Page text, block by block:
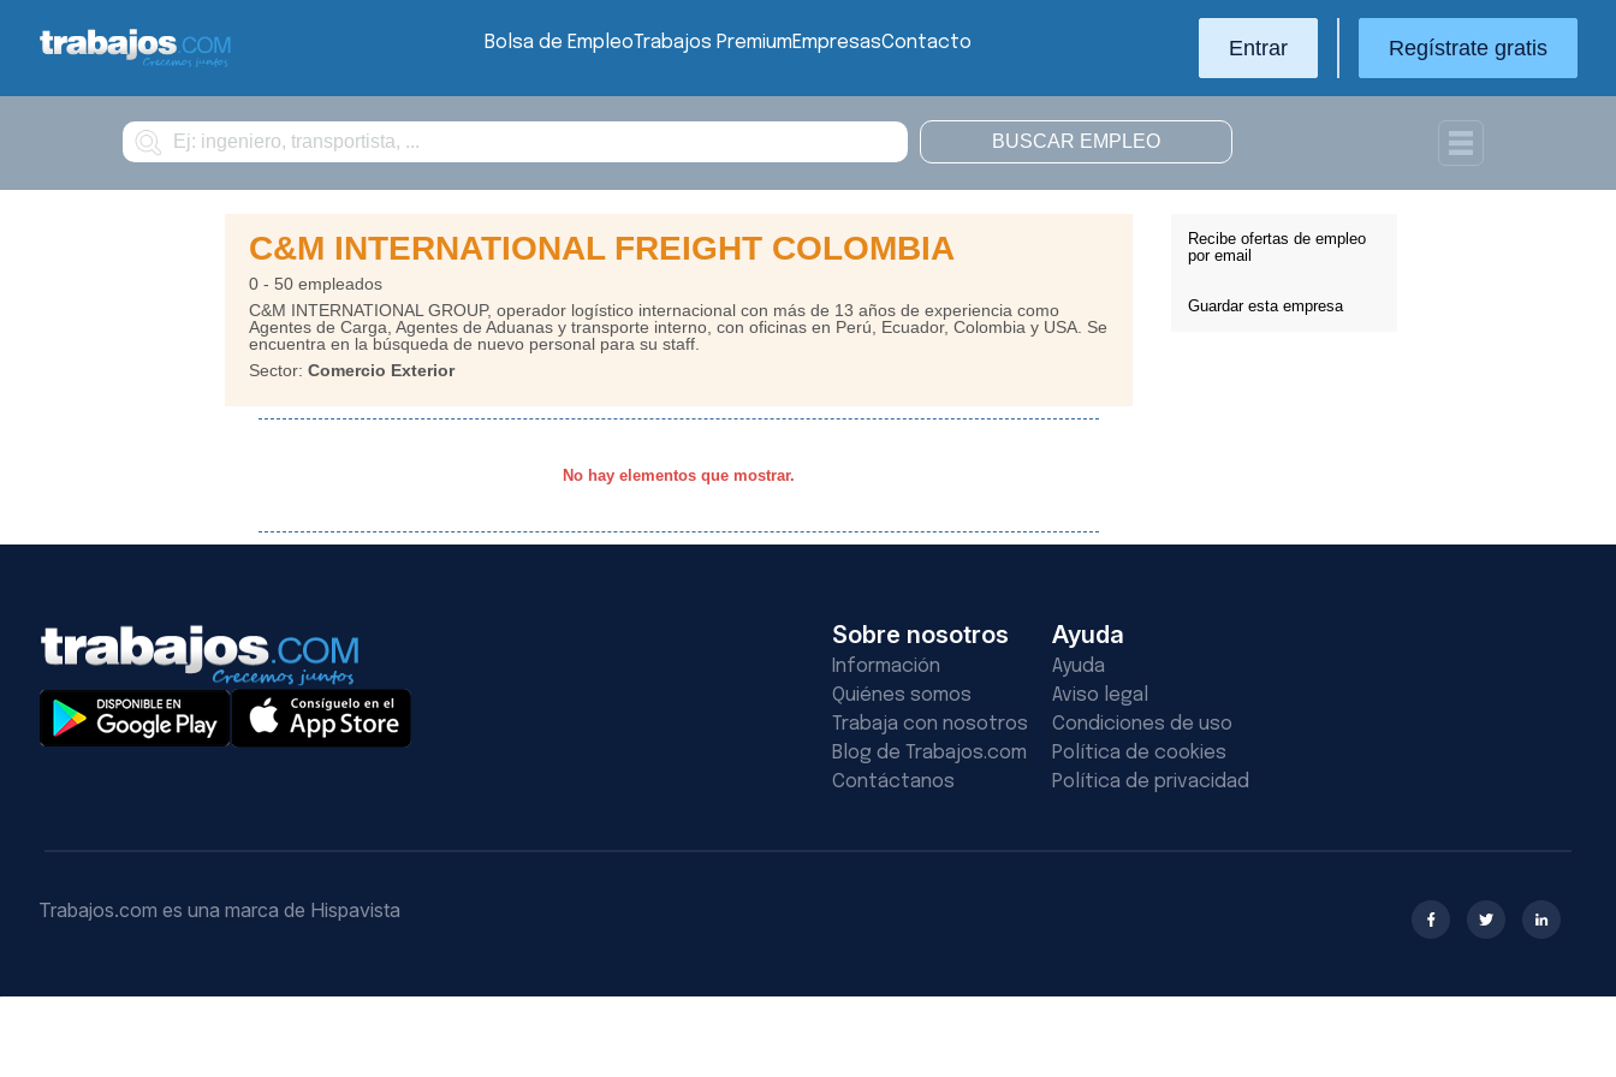
Bolsa de EmpleoTrabajos PremiumEmpresasContacto Entrar Regístrate gratis
Buscar
Recibe ofertas de empleo
por email
Guardar esta empresa
C&M INTERNATIONAL FREIGHT COLOMBIA
0 - 50 empleados
C&M INTERNATIONAL GROUP, operador logístico internacional con más de 13 años de experiencia como
Agentes de Carga, Agentes de Aduanas y transporte interno, con oficinas en Perú, Ecuador, Colombia y USA. Se
encuentra en la búsqueda de nuevo personal para su staff.
Sector: Comercio Exterior
No hay elementos que mostrar.
Sobre nosotros
Información
Quiénes somos
Trabaja con nosotros
Blog de Trabajos.com
Contáctanos
Ayuda
Ayuda
Aviso legal
Condiciones de uso
Política de cookies
Política de privacidad
Trabajos.com es una marca de Hispavista